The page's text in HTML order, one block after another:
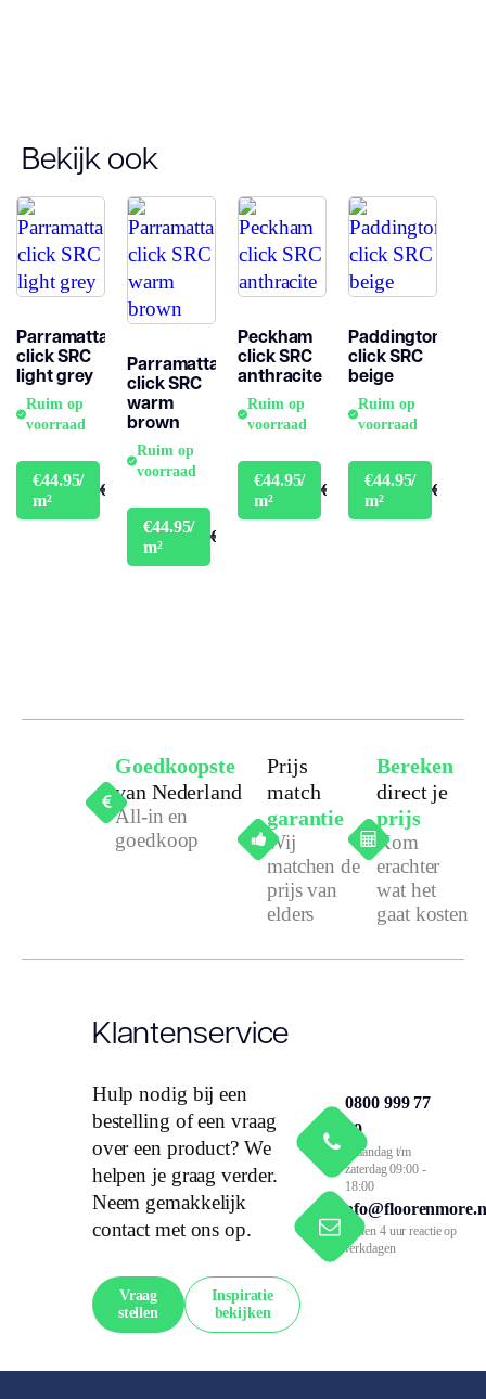
geschikt
Antistatisch
Geluidsdempend
Montage
Woongebruik
(jaren)
Bekijk ook
Parramatta
click SRC
light grey
Ruim op
voorraad
€44.95/
m²
€49.95
Parramatta
click SRC
warm
brown
Ruim op
voorraad
€44.95/
m²
€49.95
Peckham
click SRC
anthracite
Ruim op
voorraad
€44.95/
m²
€49.95
Paddington
click SRC
beige
Ruim op
voorraad
€44.95/
m²
€49.95
Goedkoopste
van Nederland
All-in en
goedkoop
Prijs
match
garantie
Wij
matchen de
prijs van
elders
Bereken
direct je
prijs
Kom
erachter
wat het
gaat kosten
Klantenservice
Hulp nodig bij een
bestelling of een vraag
over een product? We
helpen je graag verder.
Neem gemakkelijk
contact met ons op.
Vraag
stellen
Inspiratie
bekijken
0800 999 77
79
Maandag t/m
zaterdag 09:00 -
18:00
Binnen 4 uur reactie op
werkdagen